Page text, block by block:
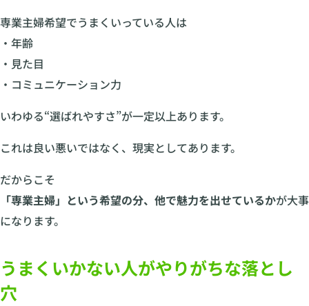
専業主婦希望でうまくいっている人は
・年齢
・見た目
・コミュニケーション力
いわゆる“選ばれやすさ”が一定以上あります。
これは良い悪いではなく、現実としてあります。
だからこそ
「専業主婦」という希望の分、他で魅力を出せているかが大事
になります。
うまくいかない人がやりがちな落とし
穴